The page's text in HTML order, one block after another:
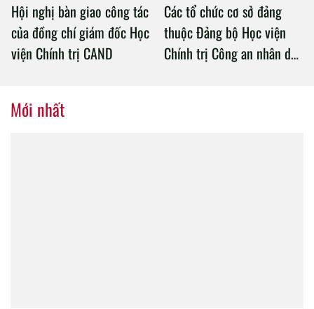
Hội nghị bàn giao công tác
của đồng chí giám đốc Học
viện Chính trị CAND
Các tổ chức cơ sở đảng
thuộc Đảng bộ Học viện
Chính trị Công an nhân dân
Mới nhất